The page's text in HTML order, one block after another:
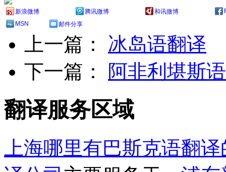
新浪微博 腾讯微博 和讯微博
MSN
邮件分享
上一篇： 冰岛语翻译
下一篇： 阿非利堪斯
翻译服务区域
上海哪里有巴斯克语翻